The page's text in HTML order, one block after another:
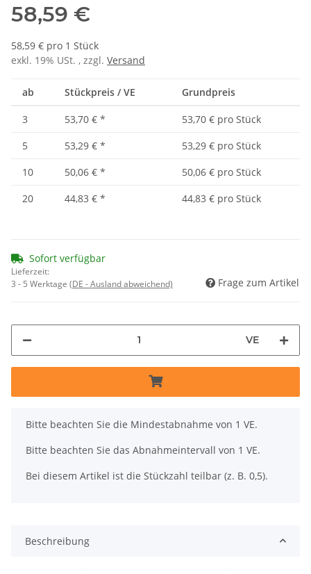
58,59 €
58,59 € pro 1 Stück
exkl. 19% USt. , zzgl. Versand
ab Stückpreis / VE Grundpreis
3 53,70 € *
53,70 € pro Stück
5
53,29 € *
53,29 € pro Stück
10
50,06 € *
50,06 € pro Stück
20
44,83 € * 44,83 € pro Stück
Sofort verfügbar
Lieferzeit:
3 - 5 Werktage (DE - Ausland abweichend) Frage zum Artikel
VE
x
Bitte beachten Sie die Mindestabnahme von 1 VE.
Bitte beachten Sie das Abnahmeintervall von 1 VE.
Bei diesem Artikel ist die Stückzahl teilbar (z. B. 0,5).
Beschreibung